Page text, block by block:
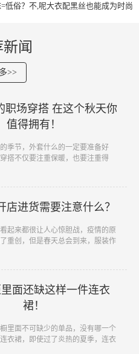
低俗？不,呢大衣配黑丝也能成为时尚
闻
>>
职场穿搭 在这个秋天你
值得拥有！
季节，外套什么的一定要准备好
搭不仅要注重保暖，也要注重得
店进货需要注意什么？
起来都很让人心惊胆战，疫情的原
重创，但是春天总会到来，服装作
面还缺这样一件连衣
裙！
里面不可缺少的单品，没有哪一个
衣裙，即使过了炎热的夏季，连衣